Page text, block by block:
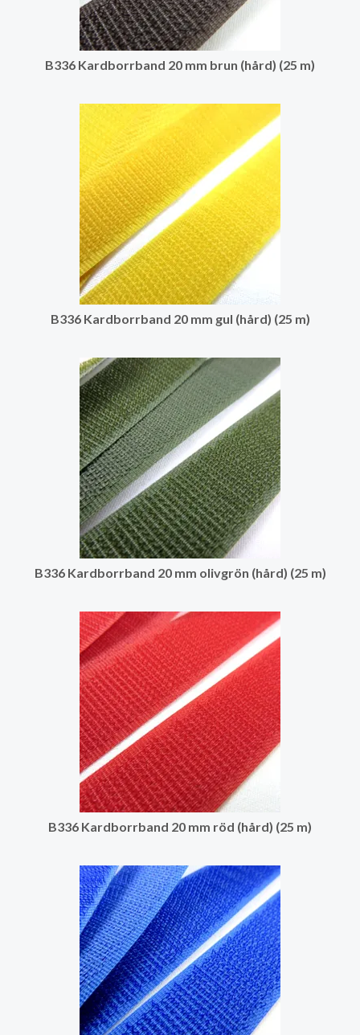
B336 Kardborrband 20 mm brun (hård) (25 m)
B336 Kardborrband 20 mm gul (hård) (25 m)
B336 Kardborrband 20 mm olivgrön (hård) (25 m)
B336 Kardborrband 20 mm röd (hård) (25 m)